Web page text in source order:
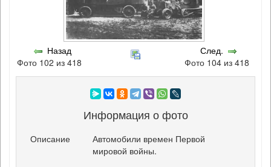
Назад
Фото 102 из 418
След.
Фото 104 из 418
Информация о фото
Описание
Автомобили времен Первой
мировой войны.